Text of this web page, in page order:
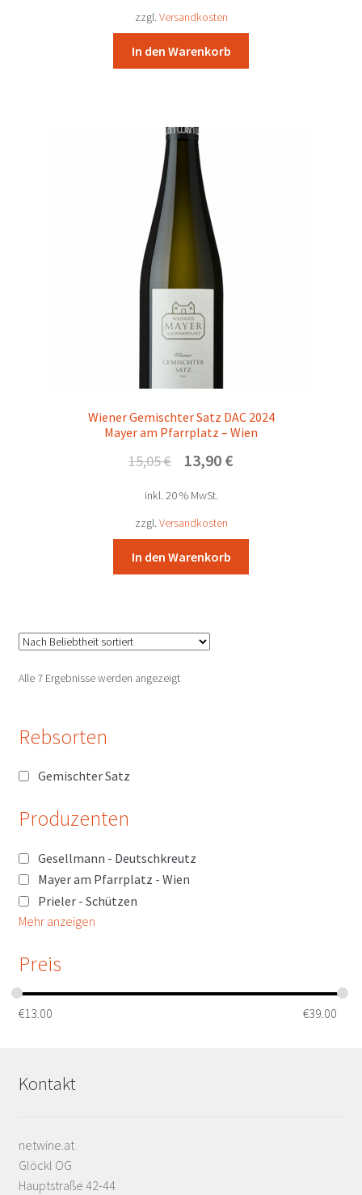
41,94 €
zzgl. Versandkosten
In den Warenkorb
Wiener Gemischter Satz DAC 2024
Mayer am Pfarrplatz – Wien
15,05€
Ursprünglicher
war:
15,05 €
13,90 €Aktueller
inkl. 20 % MwSt.
zzgl. Versandkosten
In den Warenkorb
Alle 7 Ergebnisse werden angezeigtNach
Rebsorten
Gemischter Satz
Produzenten
Gesellmann - Deutschkreutz
Mayer am Pfarrplatz - Wien
Prieler - Schützen
Mehr anzeigen
Preis
€13.00 €39.00
Kontakt
netwine.at
Glöckl OG
Hauptstraße 42-44